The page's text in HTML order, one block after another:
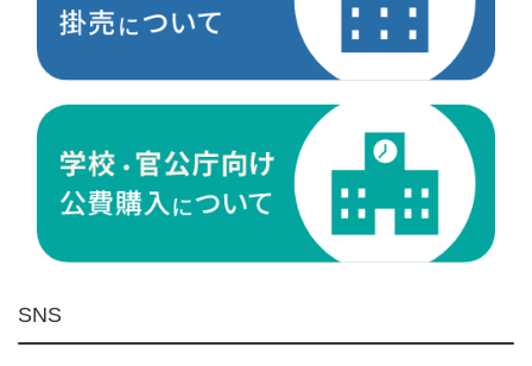
切削工具
ケミカル製品
荷役伝導
環境安全用品
イマオ製品(IMAO)
SNS